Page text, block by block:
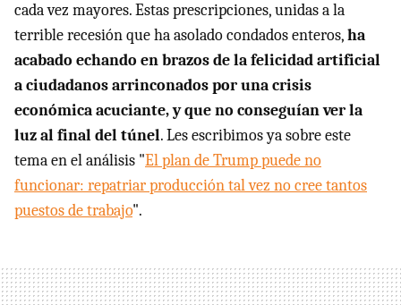
cada vez mayores. Estas prescripciones, unidas a la
terrible recesión que ha asolado condados enteros,ha
acabado echando en brazos de la felicidad artificial
a ciudadanos arrinconados por una crisis
económica acuciante, y que no conseguían ver la
luz al final del túnel. Les escribimos ya sobre este
tema en el análisis "El plan de Trump puede no
funcionar: repatriar producción tal vez no cree tantos
puestos de trabajo".